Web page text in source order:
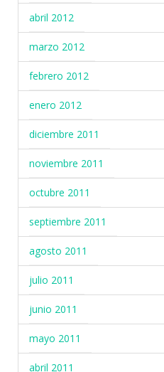
abril 2012
marzo 2012
febrero 2012
enero 2012
diciembre 2011
noviembre 2011
octubre 2011
septiembre 2011
agosto 2011
julio 2011
junio 2011
mayo 2011
abril 2011